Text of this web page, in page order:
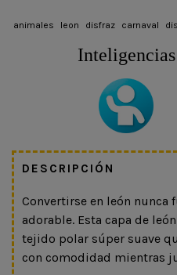
animales leon disfraz carnaval
Inteligencias
DESCRIPCIÓN
Convertirse en león nunca
adorable. Esta capa de
tejido polar súper suave
con comodidad mientras